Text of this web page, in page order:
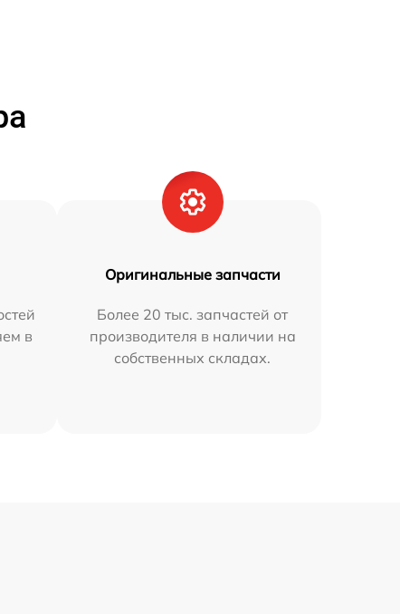
в
Оригинальные запчасти
Более 20 тыс. запчастей от
производителя в наличии на
собственных складах.